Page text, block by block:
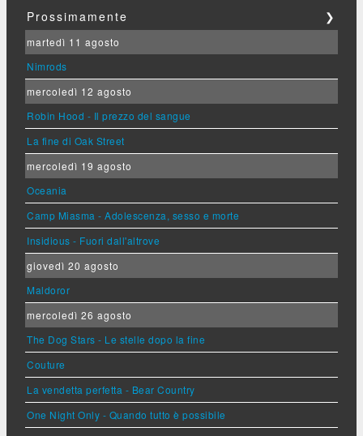
Prossimamente ❯
martedì 11 agosto
Nimrods
mercoledì 12 agosto
Robin Hood - Il prezzo del sangue
La fine di Oak Street
mercoledì 19 agosto
Oceania
Camp Miasma - Adolescenza, sesso e morte
Insidious - Fuori dall'altrove
giovedì 20 agosto
Maldoror
mercoledì 26 agosto
The Dog Stars - Le stelle dopo la fine
Couture
La vendetta perfetta - Bear Country
One Night Only - Quando tutto è possibile